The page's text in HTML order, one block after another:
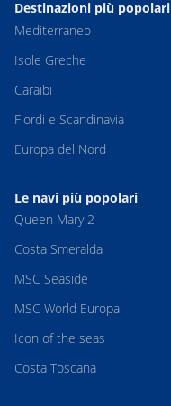
Destinazioni più popolari
Mediterraneo
Isole Greche
Caraibi
Fiordi e Scandinavia
Europa del Nord
Le navi più popolari
Queen Mary 2
Costa Smeralda
MSC Seaside
MSC World Europa
Icon of the seas
Costa Toscana